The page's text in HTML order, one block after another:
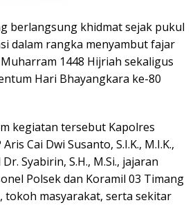
berlangsung khidmat sejak pukul
dalam rangka menyambut fajar
1448 Hijriah sekaligus
Hari Bhayangkara ke-80
kegiatan tersebut Kapolres
Cai Dwi Susanto, S.I.K., M.I.K.,
Syabirin, S.H., M.Si., jajaran
Polsek dan Koramil 03 Timang
tokoh masyarakat, serta sekitar